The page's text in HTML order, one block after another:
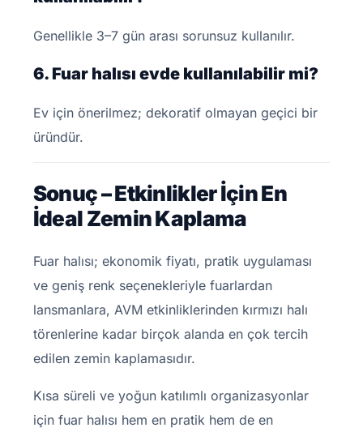
Genellikle 3–7 gün arası sorunsuz kullanılır.
6. Fuar halısı evde kullanılabilir mi?
Ev için önerilmez; dekoratif olmayan geçici bir
üründür.
Sonuç – Etkinlikler İçin En
İdeal Zemin Kaplama
Fuar halısı; ekonomik fiyatı, pratik uygulaması
ve geniş renk seçenekleriyle fuarlardan
lansmanlara, AVM etkinliklerinden kırmızı halı
törenlerine kadar birçok alanda en çok tercih
edilen zemin kaplamasıdır.
Kısa süreli ve yoğun katılımlı organizasyonlar
için fuar halısı hem en pratik hem de en